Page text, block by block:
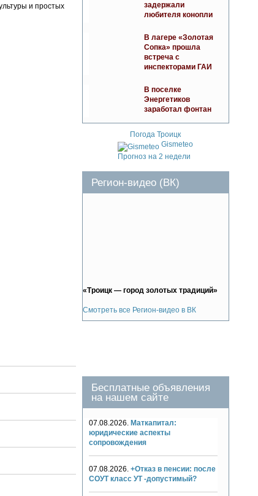
и простых
задержали
любителя конопли
В лагере «Золотая
Сопка» прошла
встреча с
инспекторами ГАИ
В поселке
Энергетиков
заработал фонтан
Погода Троицк
Gismeteo
Прогноз на 2 недели
Регион-видео (ВК)
«Троицк — город золотых традиций»
Смотреть все Регион-видео в ВК
Бесплатные объявления
на нашем сайте
07.08.2026. Маткапитал:
юридические аспекты
сопровождения
07.08.2026. +Отказ в пенсии: после
СОУТ класс УТ -допустимый?